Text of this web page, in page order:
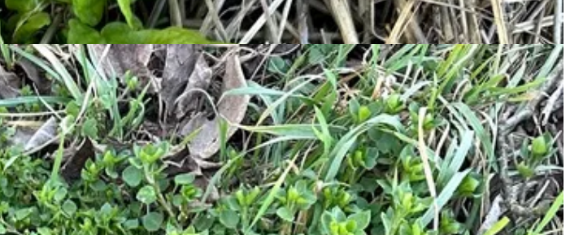
leveleket, a tarlórépa minden mínuszt kibírt, egy eltévedt zeller is kihajtott, ízletes, tartalmas leveleket